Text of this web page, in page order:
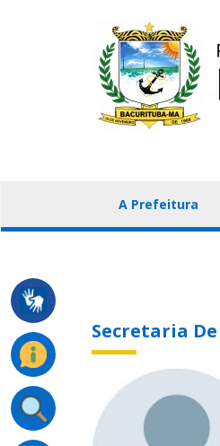
A Prefeitura
Secretaria De